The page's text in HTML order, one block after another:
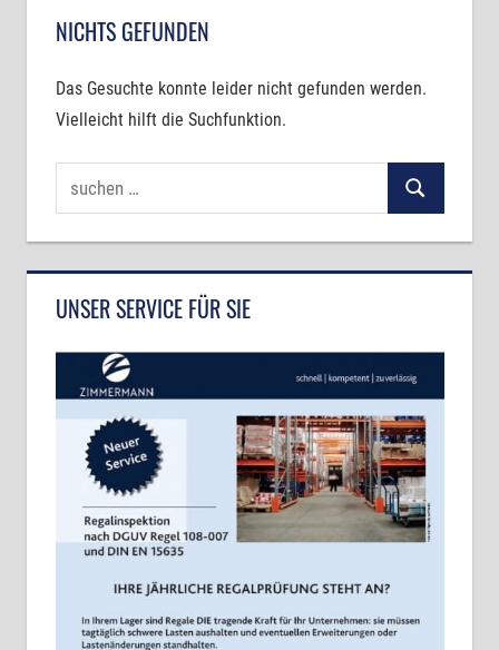
zack
NICHTS GEFUNDEN
Das Gesuchte konnte leider nicht gefunden werden.
Vielleicht hilft die Suchfunktion.
Suchen
Suchen
UNSER SERVICE FÜR SIE